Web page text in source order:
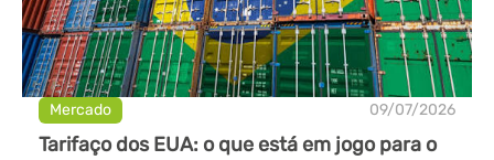
Mercado 09/07/2026
Tarifaço dos EUA: o que está em jogo para o